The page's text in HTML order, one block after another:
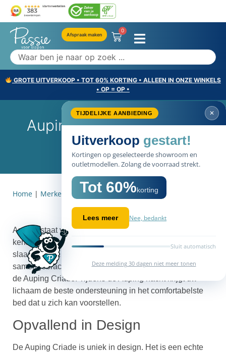
Afspraak maken
0
GROTE UITVERKOOP • TOT 60% KORTING • ALLEEN IN ONZE WINKELS
• OP = OP •
TIJDELIJKE AANBIEDING ✕
Uitverkoop gestart!
Kortingen op geselecteerde showroom en
outletmodellen. Zolang de voorraad strekt.
Tot 60%korting
Lees meer Nee, bedankt
Sluit automatisch
Deze melding 30 dagen niet meer tonen
Auping Criade Boxspring
Info
Home | Merken | Auping| Auping Criade Boxspring info
Auping staat voor Nederlands vakmanschap, jarenlange
kennis en ervaring. Oftewel: “125 jaar gestapelde
slaapkennis”. Die 125 jaar ervaring is nu
samengebracht in de nieuwste boxspring van Auping:
de Auping Criade. Tijdens de Auping nacht krijgt uw
lichaam de beste ondersteuning in het comfortabelste
bed dat u zich kan voorstellen.
Opvallend in Design
De Auping Criade is uniek in design. Het is een echte